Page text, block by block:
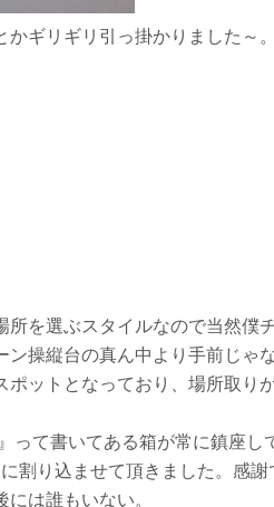
ギリギリ引っ掛かりました～。
を選ぶスタイルなので当然僕
操縦台の真ん中より手前じゃ
ポットとなっており、場所取り
って書いてある箱が常に鎮座し
割り込ませて頂きました。感謝
は誰もいない。